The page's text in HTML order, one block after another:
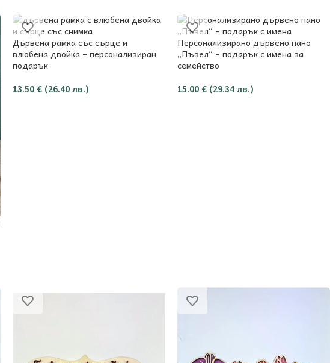
Дървена рамка със сърце и
влюбена двойка – персонализиран
подарък
13.50 € (26.40 лв.)
Персонализирано дървено пано
„Пъзел“ – подарък с имена за
семейство
15.00 € (29.34 лв.)